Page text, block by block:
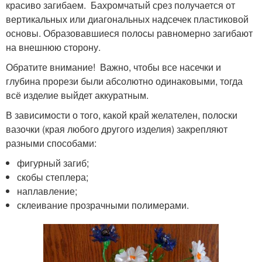
красиво загибаем. Бахромчатый срез получается от
вертикальных или диагональных надсечек пластиковой
основы. Образовавшиеся полосы равномерно загибают
на внешнюю сторону.
Обратите внимание! Важно, чтобы все насечки и
глубина прорези были абсолютно одинаковыми, тогда
всё изделие выйдет аккуратным.
В зависимости о того, какой край желателен, полоски
вазочки (края любого другого изделия) закрепляют
разными способами:
фигурный загиб;
скобы степлера;
наплавление;
склеивание прозрачными полимерами.